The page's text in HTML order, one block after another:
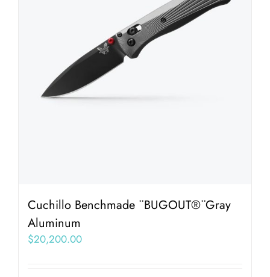
Cuchillo Benchmade ¨BUGOUT®¨Gray
Aluminum
$20,200.00